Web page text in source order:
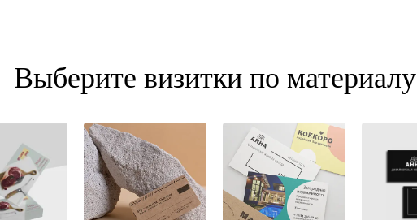
Выберите визитки по материалу